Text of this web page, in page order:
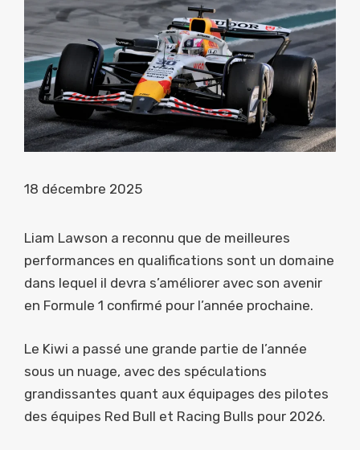
18 décembre 2025
Liam Lawson a reconnu que de meilleures
performances en qualifications sont un domaine
dans lequel il devra s’améliorer avec son avenir
en Formule 1 confirmé pour l’année prochaine.
Le Kiwi a passé une grande partie de l’année
sous un nuage, avec des spéculations
grandissantes quant aux équipages des pilotes
des équipes Red Bull et Racing Bulls pour 2026.